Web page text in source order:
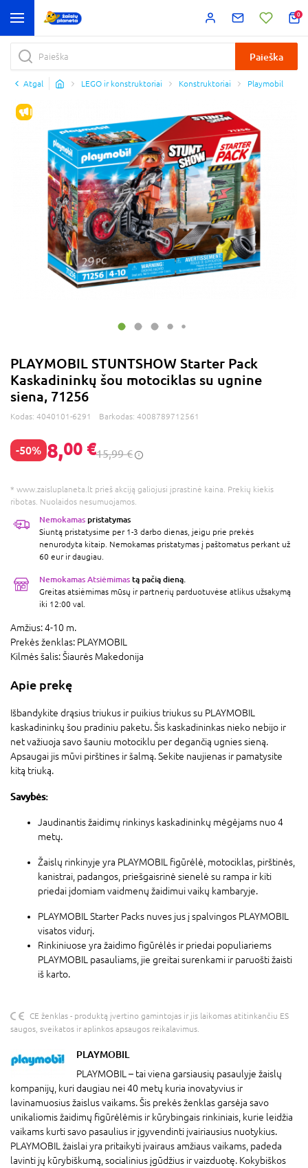
0
Paieška
Atgal LEGO ir konstruktoriai Konstruktoriai Playmobil
IŠPARDAVIMAS
PLAYMOBIL STUNTSHOW Starter Pack
Kaskadininkų šou motociklas su ugnine
siena, 71256
Kodas: 4040101-6291 Barkodas: 4008789712561
-50% 8,00 €15,99 €
* www.zaisluplaneta.lt prieš akciją galiojusi įprastinė kaina. Prekių kiekis
ribotas. Nuolaidos nesumuojamos.
Nemokamas pristatymas
Siuntą pristatysime per 1-3 darbo dienas, jeigu prie prekės
nenurodyta kitaip. Nemokamas pristatymas į paštomatus perkant už
60 eur ir daugiau.
Nemokamas Atsiėmimas tą pačią dieną.
Greitas atsiėmimas mūsų ir partnerių parduotuvėse atlikus užsakymą
iki 12:00 val.
Amžius:4-10 m.
Prekės ženklas: PLAYMOBIL
Kilmės šalis:Šiaurės Makedonija
Apie prekę
Išbandykite drąsius triukus ir puikius triukus su PLAYMOBIL
kaskadininkų šou pradiniu paketu. Šis kaskadininkas nieko nebijo ir
net važiuoja savo šauniu motociklu per degančią ugnies sieną.
Apsaugai jis mūvi pirštines ir šalmą. Sekite naujienas ir pamatysite
kitą triuką.
Savybės:
Jaudinantis žaidimų rinkinys kaskadininkų mėgėjams nuo 4
metų.
Žaislų rinkinyje yra PLAYMOBIL figūrėlė, motociklas, pirštinės,
kanistrai, padangos, priešgaisrinė sienelė su rampa ir kiti
priedai įdomiam vaidmenų žaidimui vaikų kambaryje.
PLAYMOBIL Starter Packs nuves jus į spalvingos PLAYMOBIL
visatos vidurį.
Rinkiniuose yra žaidimo figūrėlės ir priedai populiariems
PLAYMOBIL pasauliams, jie greitai surenkami ir paruošti žaisti
iš karto.
CE ženklas - produktą įvertino gamintojas ir jis laikomas atitinkančiu ES
saugos, sveikatos ir aplinkos apsaugos reikalavimus.
PLAYMOBIL
PLAYMOBIL – tai viena garsiausių pasaulyje žaislų
kompanijų, kuri daugiau nei 40 metų kuria inovatyvius ir
lavinamuosius žaislus vaikams. Šis prekės ženklas garsėja savo
unikaliomis žaidimų figūrėlėmis ir kūrybingais rinkiniais, kurie leidžia
vaikams kurti savo pasaulius ir įgyvendinti įvairiausius nuotykius.
PLAYMOBIL žaislai yra pritaikyti įvairaus amžiaus vaikams, padeda
lavinti jų kūrybiškumą, socialinius įgūdžius ir vaizduotę. Kokybiškos